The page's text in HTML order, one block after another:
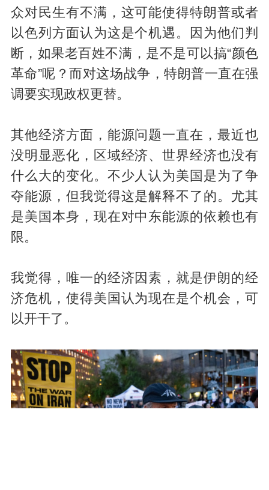
众对民生有不满，这可能使得特朗普或者
以色列方面认为这是个机遇。因为他们判
断，如果老百姓不满，是不是可以搞“颜色
革命”呢？而对这场战争，特朗普一直在强
调要实现政权更替。
其他经济方面，能源问题一直在，最近也
没明显恶化，区域经济、世界经济也没有
什么大的变化。不少人认为美国是为了争
夺能源，但我觉得这是解释不了的。尤其
是美国本身，现在对中东能源的依赖也有
限。
我觉得，唯一的经济因素，就是伊朗的经
济危机，使得美国认为现在是个机会，可
以开干了。